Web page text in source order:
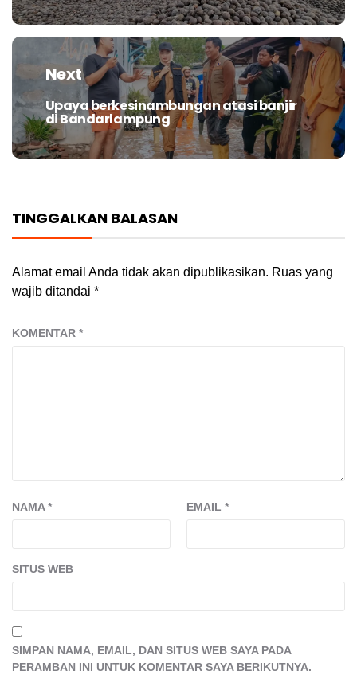
Next
Next
post:
Upaya berkesinambungan atasi banjir
di Bandarlampung
TINGGALKAN BALASAN
Alamat email Anda tidak akan dipublikasikan. Ruas yang
wajib ditandai *
KOMENTAR *
NAMA* EMAIL *
SITUS WEB
SIMPAN NAMA, EMAIL, DAN SITUS WEB SAYA PADA
PERAMBAN INI UNTUK KOMENTAR SAYA BERIKUTNYA.